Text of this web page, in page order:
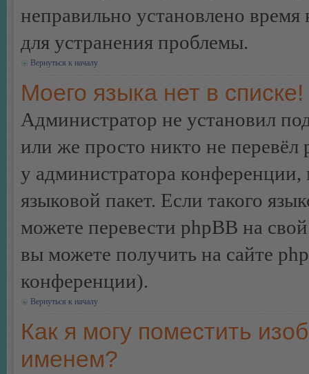
неправильно установлено
для устранения проблемы.
Вернуться к началу
Моего языка нет в списке!
Администратор не установил
или же просто никто не
у администратора
языковой пакет. Если такого
можете перевести phpBB на
вы можете получить на сайте
конференции).
Вернуться к началу
Как я могу поместить
именем?